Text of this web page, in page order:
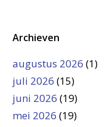
Archieven
augustus 2026 (1)
juli 2026 (15)
juni 2026 (19)
mei 2026 (19)